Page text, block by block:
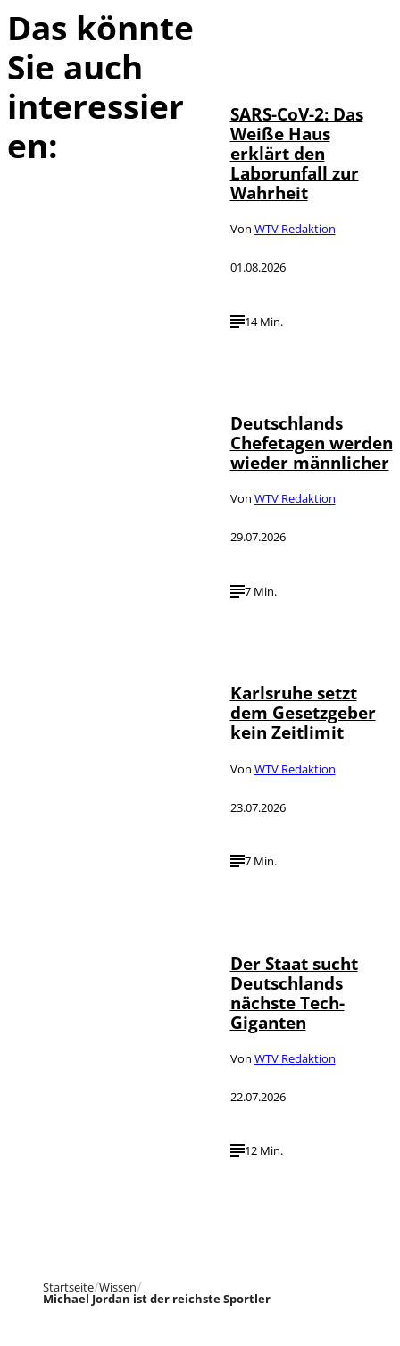
Das könnte
Sie auch
interessier
en:
SARS-CoV-2: Das
Weiße Haus
erklärt den
Laborunfall zur
Wahrheit
Von WTV Redaktion
01.08.2026
14 Min.
Deutschlands
Chefetagen werden
wieder männlicher
Von WTV Redaktion
29.07.2026
7 Min.
Karlsruhe setzt
dem Gesetzgeber
kein Zeitlimit
Von WTV Redaktion
23.07.2026
7 Min.
Der Staat sucht
Deutschlands
nächste Tech-
Giganten
Von WTV Redaktion
22.07.2026
12 Min.
Startseite Wissen
Michael Jordan ist der reichste Sportler